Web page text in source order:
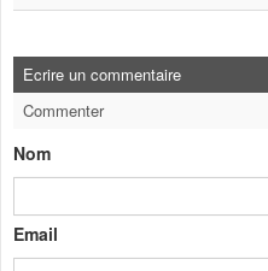
Ecrire un commentaire
Commenter
Nom
Email